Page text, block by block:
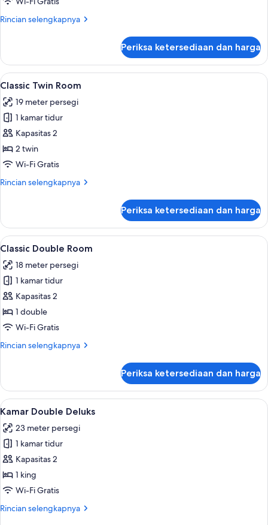
Rincian selengkapnya
Rincian
Classic
Single
Room
Periksa ketersediaan dan harga
Lihat
semua
foto
untuk
Classic
Twin
Room
Classic Twin Room | Seprai
5
Classic Twin Room
19 meter persegi
1 kamar tidur
Kapasitas 2
2 twin
Wi-Fi Gratis
Rincian selengkapnya
Rincian
Classic
Twin
Room
Periksa ketersediaan dan harga
Lihat
semua
foto
untuk
Classic
Double
Room
Classic Double Room | Fasilitas kamar
4
Classic Double Room
18 meter persegi
1 kamar tidur
Kapasitas 2
1 double
Wi-Fi Gratis
Rincian selengkapnya
Rincian
Classic
Double
Room
Periksa ketersediaan dan harga
Lihat
semua
foto
untuk
Kamar
Double
Deluks
Seprai premium, brankas, meja
4
Kamar Double Deluks
23 meter persegi
1 kamar tidur
Kapasitas 2
1 king
Wi-Fi Gratis
Rincian selengkapnya
Rincian